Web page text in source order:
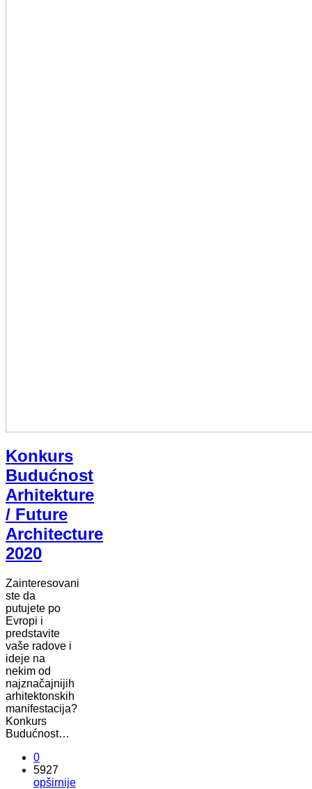
Konkurs
Budućnost
Arhitekture
/ Future
Architecture
2020
Zainteresovani
ste da
putujete po
Evropi i
predstavite
vaše radove i
ideje na
nekim od
najznačajnijih
arhitektonskih
manifestacija?
Konkurs
Budućnost…
0
5927
opširnije